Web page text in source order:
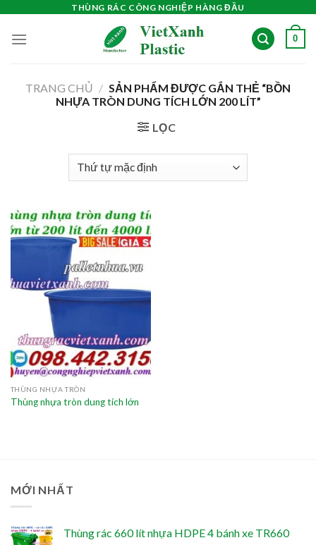
content
THÙNG RÁC CÔNG NGHIỆP HÀNG ĐẦU
0
TRANG CHỦ / SẢN PHẨM ĐƯỢC GẮN THẺ “BỒN
NHỰA TRÒN DUNG TÍCH LỚN 200 LÍT”
LỌC
THÙNG NHỰA TRÒN
Thùng nhựa tròn dung tích lớn
MỚI NHẤT
Thùng rác 660 lít nhựa HDPE 4 bánh xe TR660